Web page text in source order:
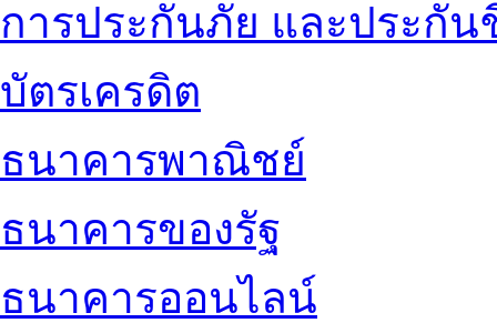
การประกันภัย และประกัน
บัตรเครดิต
ธนาคารพาณิชย์
ธนาคารของรัฐ
ธนาคารออนไลน์